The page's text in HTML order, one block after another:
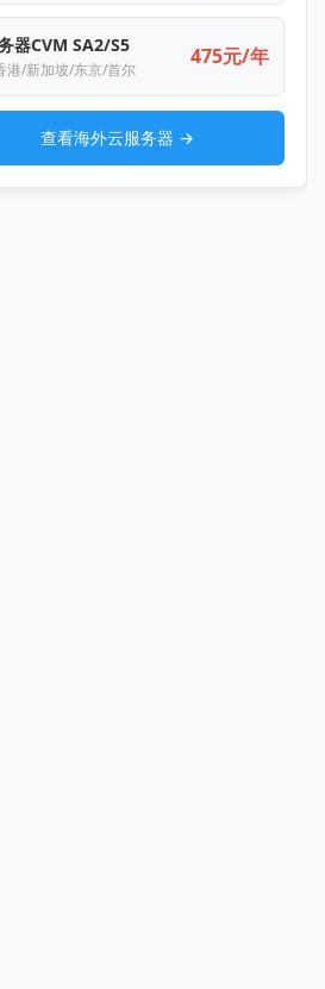
器CVM SA2/S5
港/新加坡/东京/首尔
475元/年
查看海外云服务器 →